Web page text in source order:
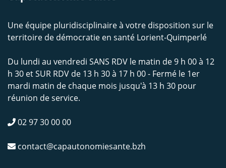
Une équipe pluridisciplinaire à votre disposition sur le
territoire de démocratie en santé Lorient-Quimperlé
Du lundi au vendredi SANS RDV le matin de 9 h 00 à 12
h 30 et SUR RDV de 13 h 30 à 17 h 00 - Fermé le 1er
mardi matin de chaque mois jusqu'à 13 h 30 pour
réunion de service.
02 97 30 00 00
contact@capautonomiesante.bzh